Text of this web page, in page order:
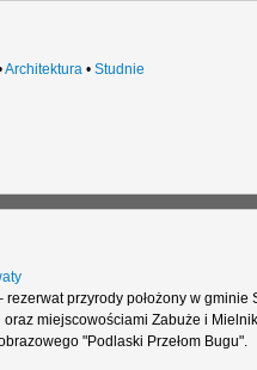
Architektura • Studnie
rezerwat przyrody położony w
miejscowościami Zabuże i
"Podlaski Przełom Bugu".